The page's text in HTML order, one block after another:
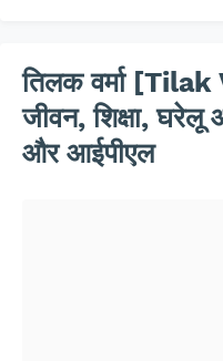
तिलक वर्मा
जीवन, शिक्षा, घरेलू
और आईपीएल